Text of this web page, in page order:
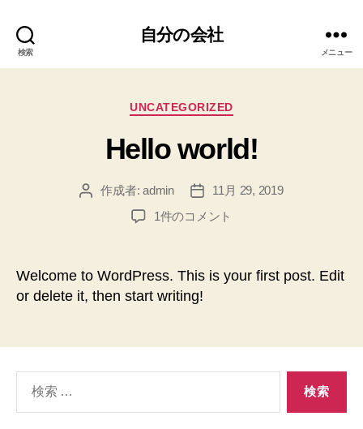
検索
自分の会社
メニュー
カ
ゴ
リ
UNCATEGORIZED
Hello world!
投
作成者:admin
投
稿
11月 29, 2019
Hello
1件のコメント
Welcome to WordPress. This is your first post. Edit
or delete it, then start writing!